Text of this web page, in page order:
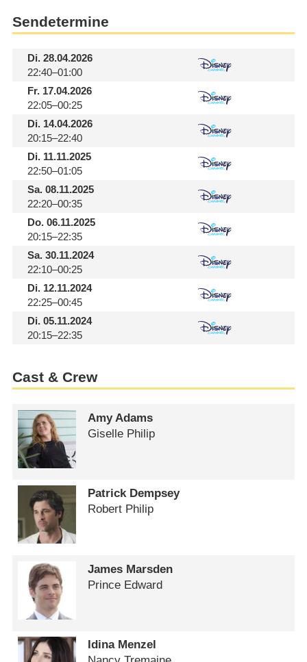
Sendetermine
Di.28.04.2026
22:40–01:00
Fr.17.04.2026
22:05–00:25
Di.14.04.2026
20:15–22:40
Di.11.11.2025
22:50–01:05
Sa.08.11.2025
22:20–00:35
Do.06.11.2025
20:15–22:35
Sa.30.11.2024
22:10–00:25
Di.12.11.2024
22:25–00:45
Di.05.11.2024
20:15–22:35
Cast & Crew
Amy Adams
Giselle Philip
Patrick Dempsey
Robert Philip
James Marsden
Prince Edward
Idina Menzel